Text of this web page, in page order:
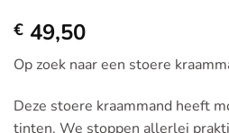
€ 49,50
Op zoek naar een stoere
Deze stoere kraammand heeft
tinten. We stoppen allerlei